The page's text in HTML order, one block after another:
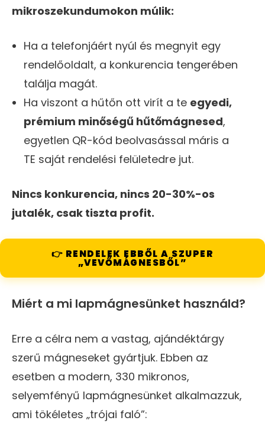
mikroszekundumokon múlik:
Ha a telefonjáért nyúl és megnyit egy
rendelőoldalt, a konkurencia tengerében
találja magát.
Ha viszont a hűtőn ott virít a te egyedi,
prémium minőségű hűtőmágnesed,
egyetlen QR-kód beolvasással máris a
TE saját rendelési felületedre jut.
Nincs konkurencia, nincs 20-30%-os
jutalék, csak tiszta profit.
👉 RENDELEK EBBŐL A SZUPER
„VEVŐMÁGNESBŐL”
Miért a mi lapmágnesünket használd?
Erre a célra nem a vastag, ajándéktárgy
szerű mágneseket gyártjuk. Ebben az
esetben a modern, 330 mikronos,
selyemfényű lapmágnesünket alkalmazzuk,
ami tökéletes „trójai faló”: